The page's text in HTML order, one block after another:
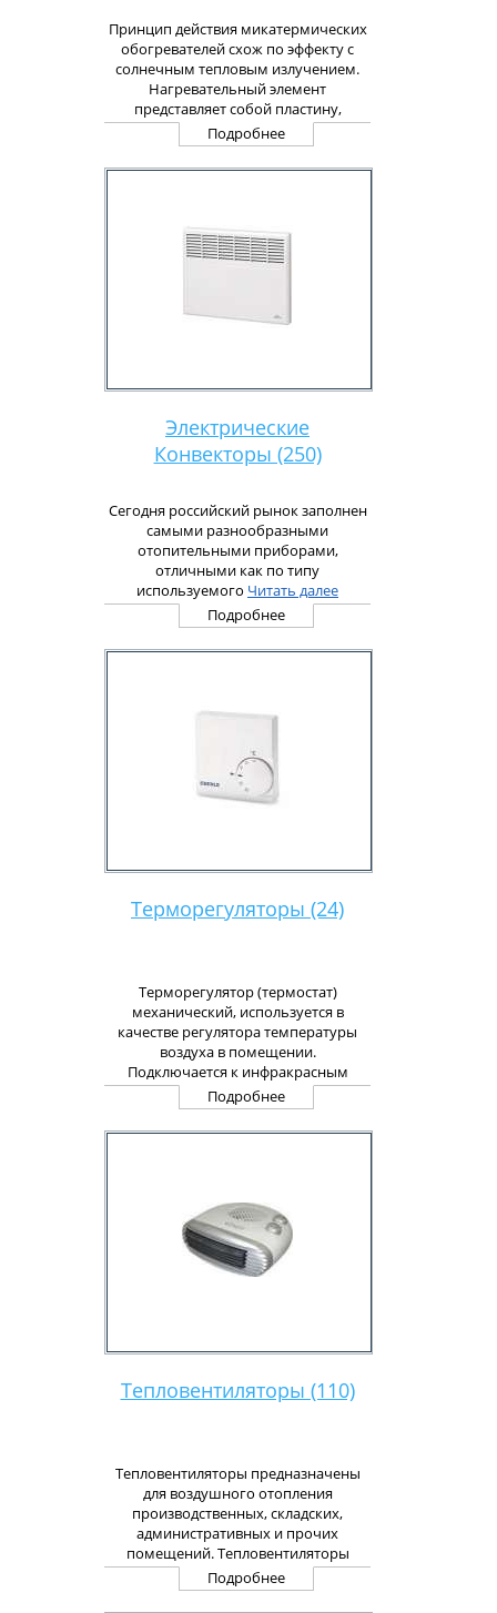
Принцип действия микатермических
обогревателей схож по эффекту с
солнечным тепловым излучением.
Нагревательный элемент
представляет собой пластину,
которая, не нагреваясь сама,
равномерно распределяет тепло от
поверхности. Иными словами этот
отсутствует износ нагревательного
элемента.
Многие думают, что нагревательный
не так: микатермический
нагревательный элемент состоит из
рабочая температура ниже уровня
накаляется во время работы.
Подробнее
Электрические
Конвекторы (250)
Сегодня российский рынок заполнен
самыми разнообразными
отопительными приборами,
отличными как по типу
используемого Читать далее
Подробнее
Терморегуляторы (24)
Терморегулятор (термостат)
механический, используется в
качестве регулятора температуры
воздуха в помещении.
Подключается к инфракрасным
обогревателям и другим
электрическим системам отопления.
Подробнее
Тепловентиляторы (110)
Тепловентиляторы предназначены
для воздушного отопления
производственных, складских,
административных и прочих
помещений. Тепловентиляторы
прекрасно подойдут для тех случаев,
когда помещение необходимо
Подробнее